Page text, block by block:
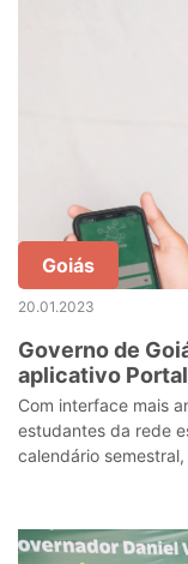
Goiás
20.01.2023
Governo de
aplicativo
Com interface mais
estudantes da rede
calendário